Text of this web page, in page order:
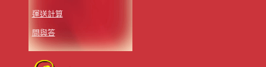
運送計算
問與答